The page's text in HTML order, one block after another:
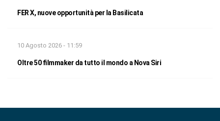
FER X, nuove opportunità per la Basilicata
10 Agosto 2026 - 11:59
Oltre 50 filmmaker da tutto il mondo a Nova Siri